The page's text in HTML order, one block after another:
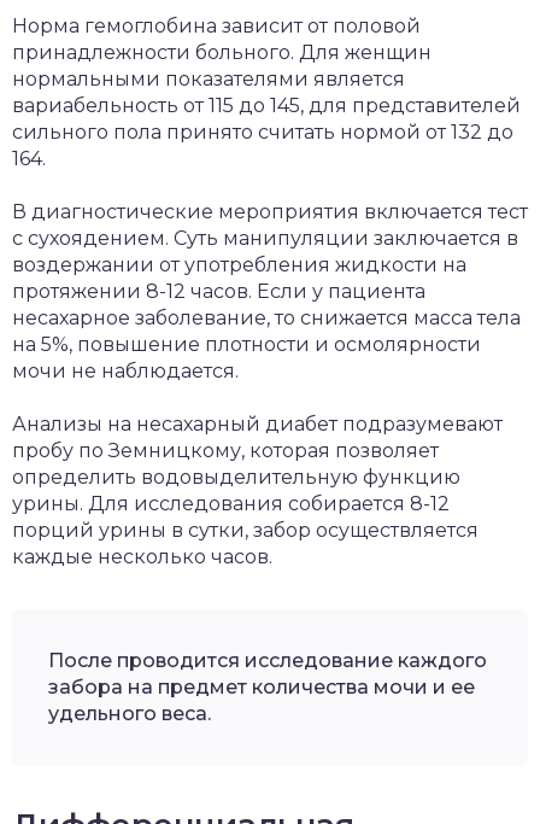
Норма гемоглобина зависит от половой
принадлежности больного. Для женщин
нормальными показателями является
вариабельность от 115 до 145, для представителей
сильного пола принято считать нормой от 132 до
164.
В диагностические мероприятия включается тест
с сухоядением. Суть манипуляции заключается в
воздержании от употребления жидкости на
протяжении 8-12 часов. Если у пациента
несахарное заболевание, то снижается масса тела
на 5%, повышение плотности и осмолярности
мочи не наблюдается.
Анализы на несахарный диабет подразумевают
пробу по Земницкому, которая позволяет
определить водовыделительную функцию
урины. Для исследования собирается 8-12
порций урины в сутки, забор осуществляется
каждые несколько часов.
После проводится исследование каждого
забора на предмет количества мочи и ее
удельного веса.